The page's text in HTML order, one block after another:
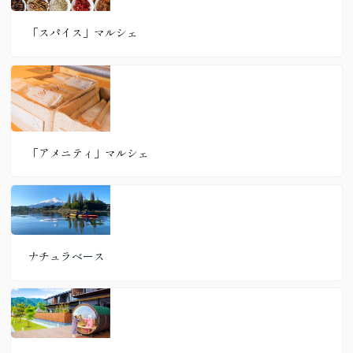
「スパイス」マルシェ
「アメニティ」マルシェ
ナチュラベース